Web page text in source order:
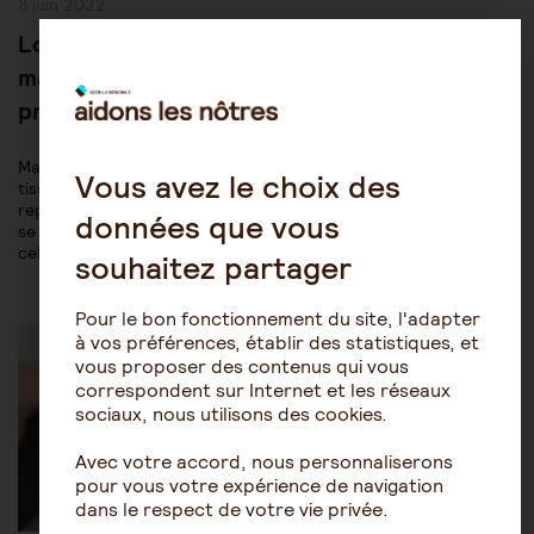
publiée :
Lorsqu’un proche plus âgé souffre d’une
maladie neuro dégénérative, comment s’y
prendre avec les plus jeunes ?
Maintenir les liens entre les générations et continuer à les
tisser patiemment au cours de l’aventure de la vie : voici qui
représente un véritable challenge lorsque la dynamique familiale
se trouve confrontée à une maladie neurologique évolutive. Et
cela concerne…
Category:
Être aidant Le rôle de l'aidant
Vous avez le choix des
données que vous
souhaitez partager
Pour le bon fonctionnement du site, l'adapter
à vos préférences, établir des statistiques, et
vous proposer des contenus qui vous
correspondent sur Internet et les réseaux
sociaux, nous utilisons des cookies.
Avec votre accord, nous personnaliserons
pour vous votre expérience de navigation
dans le respect de votre vie privée.